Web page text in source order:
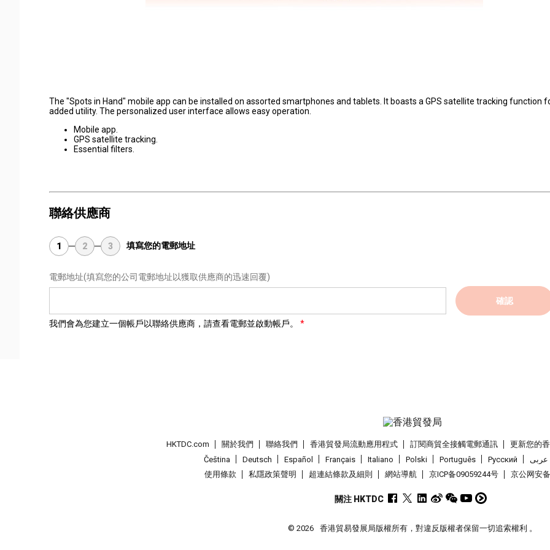
The "Spots in Hand" mobile app can be installed on assorted smartphones and tablets. It boasts a GPS satellite tracking function
added utility. The personalized user interface allows easy operation.
Mobile app.
GPS satellite tracking.
Essential filters.
聯絡供應商
1 2 3 填寫您的電郵地址
電郵地址(填寫您的公司電郵地址以獲取供應商的迅速回覆)
確認
我們會為您建立一個帳戶以聯絡供應商，請查看電郵並啟動帳戶。
HKTDC.com 關於我們 聯絡我們 香港貿發局流動應用程式 訂閱商貿全接觸電郵通訊
更新您的
Čeština
Deutsch Español Français Italiano Polski Português Pусский
عربى
使用條款
私隱政策聲明 超連結條款及細則 網站導航 京ICP备09059244号 京公网安
關注 HKTDC
© 2026 香港貿易發展局版權所有，對違反版權者保留一切追索權利 。